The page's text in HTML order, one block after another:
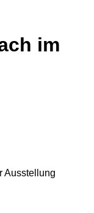
im
Ausstellung